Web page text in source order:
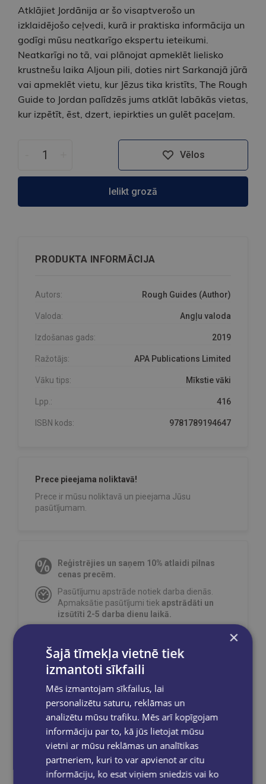
Atklājiet Jordānija ar šo visaptverošo un
izklaidējošo ceļvedi, kurā ir praktiska informācija un
godīgi mūsu neatkarīgo ekspertu ieteikumi.
Neatkarīgi no tā, vai plānojat apmeklēt lielisko
krustnešu laika Aljoun pili, doties nirt Sarkanajā jūrā
vai apmeklēt vietu, kur Jēzus tika kristīts, The Rough
Guide to Jordan palīdzēs jums atklāt labākās vietas,
kur izpētīt, ēst, dzert, iepirkties un gulēt paceļam.
Vēlos
Ielikt grozā
PRODUKTA INFORMĀCIJA
Autors: Rough Guides (Author)
Valoda: Angļu valoda
Izdošanas gads: 2019
Ražotājs: APA Publications Limited
Vāku tips: Mīkstie vāki
Lpp.: 416
ISBN kods: 9781789194647
Prece pieejama noliktavā!
Prece ir mūsu noliktavā un pieejama Jūsu
pasūtījumam.
Reģistrējies un saņem 10% atlaidi pilnas
cenas precēm.
Pasūtījumu apstrāde notiek darba dienās.
Apmaksātie pasūtījumi tiek apstrādāti un
izsūtīti 2-5 darba dienu laikā.
Bezmaksas piegāde jebkurā GLOBUSS
grāmatnīcā 1-5 darba dienu laikā, kad
e-pastu un/ vai SMS.
Dalies sociālajos tīklos:
×
Šajā tīmekļa vietnē tiek
izmantoti sīkfaili
Mēs izmantojam sīkfailus, lai
personalizētu saturu, reklāmas un
analizētu mūsu trafiku. Mēs arī kopīgojam
informāciju par to, kā jūs lietojat mūsu
vietni ar mūsu reklāmas un analītikas
partneriem, kuri to var apvienot ar citu
informāciju, ko esat viņiem sniedzis vai ko